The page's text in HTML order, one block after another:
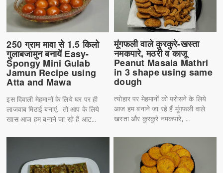
250 ग्राम मावा से 1.5 किलो
गुलाबजामुन बनायें Easy-
Spongy Mini Gulab
Jamun Recipe using
Atta and Mawa
इस दिवाली मेहमानों के लिये घर पर ही
लाजवाब मिठाई बनाएं. तो आप के लिये
खास आज हम बनाने जा रहे हैं आट...
मूंगफली वाले कुरकुरे-खस्ता
नमकपारे, मठरी व काजू
Peanut Masala Mathri
in 3 shape using same
dough
त्योहार पर मेहमानों को परोसने के लिये
आज हम बनाने जा रहे हैं मूंगफली वाले
खस्ता और कुरकुरे नमकपारे, ...